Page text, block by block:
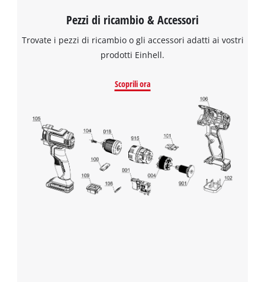
Pezzi di ricambio & Accessori
Trovate i pezzi di ricambio o gli accessori adatti ai vostri
prodotti Einhell.
Scoprili ora